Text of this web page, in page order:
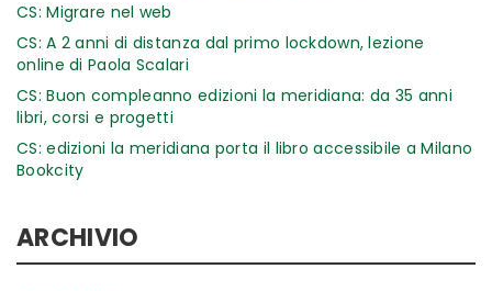
CS: Migrare nel web
CS: A 2 anni di distanza dal primo lockdown, lezione
online di Paola Scalari
CS: Buon compleanno edizioni la meridiana: da 35 anni
libri, corsi e progetti
CS: edizioni la meridiana porta il libro accessibile a Milano
Bookcity
ARCHIVIO